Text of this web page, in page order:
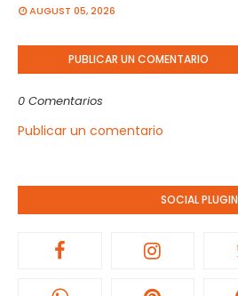
AUGUST 05, 2026
PUBLICAR UN COMENTARIO
0 Comentarios
Publicar un comentario
SOCIAL PLUGIN